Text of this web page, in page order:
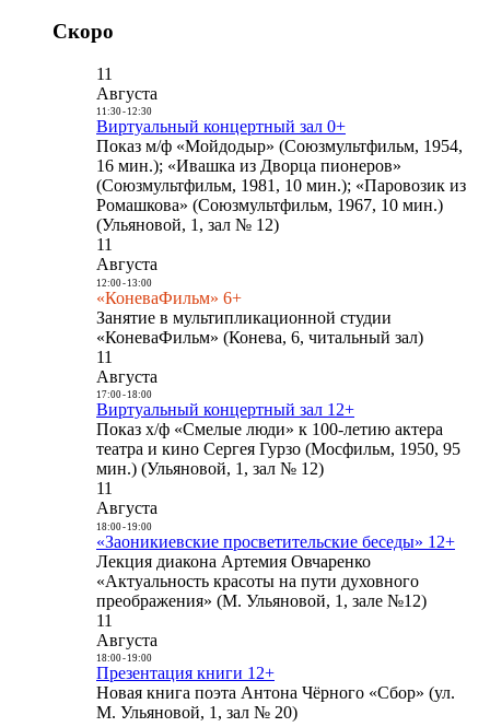
Скоро
11
Августа
11:30- 12:30
Виртуальный концертный зал 0+
Показ м/ф «Мойдодыр» (Союзмультфильм, 1954,
16 мин.); «Ивашка из Дворца пионеров»
(Союзмультфильм, 1981, 10 мин.); «Паровозик из
Ромашкова» (Союзмультфильм, 1967, 10 мин.)
(Ульяновой, 1, зал № 12)
11
Августа
12:00- 13:00
«КоневаФильм» 6+
Занятие в мультипликационной студии
«КоневаФильм» (Конева, 6, читальный зал)
11
Августа
17:00- 18:00
Виртуальный концертный зал 12+
Показ х/ф «Смелые люди» к 100-летию актера
театра и кино Сергея Гурзо (Мосфильм, 1950, 95
мин.) (Ульяновой, 1, зал № 12)
11
Августа
18:00- 19:00
«Заоникиевские просветительские беседы» 12+
Лекция диакона Артемия Овчаренко
«Актуальность красоты на пути духовного
преображения» (М. Ульяновой, 1, зале №12)
11
Августа
18:00- 19:00
Презентация книги 12+
Новая книга поэта Антона Чёрного «Сбор» (ул.
М. Ульяновой, 1, зал № 20)